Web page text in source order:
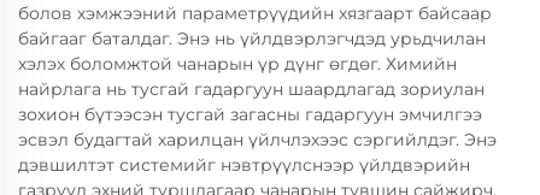
болов хэмжээний параметрүүдийн хязгаарт байсаар
байгааг баталдаг. Энэ нь үйлдвэрлэгчдэд урьдчилан
хэлэх боломжтой чанарын үр дүнг өгдөг. Химийн
найрлага нь тусгай гадаргуун шаардлагад зориулан
зохион бүтээсэн тусгай загасны гадаргуун эмчилгээ
эсвэл будагтай харилцан үйлчлэхээс сэргийлдэг. Энэ
дэвшилтэт системийг нэвтрүүлснээр үйлдвэрийн
газрууд эхний туршлагаар чанарын түвшин сайжирч,